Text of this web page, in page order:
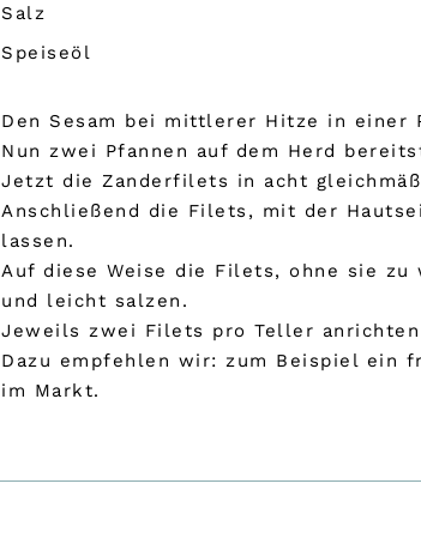
Salz
Speiseöl
Den Sesam bei mittlerer Hitze in einer
Nun zwei Pfannen auf dem Herd
Jetzt die Zanderfilets in acht
Anschließend die Filets, mit der
lassen.
Auf diese Weise die Filets, ohne sie zu
und leicht salzen.
Jeweils zwei Filets pro Teller
Dazu empfehlen wir: zum Beispiel ein
im Markt.